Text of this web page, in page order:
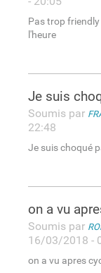
Pas trop
l'heure
Je suis
Soumis par
22:48
Je suis choqué
on a vu
Soumis par
16/03/2018 -
on a vu apres